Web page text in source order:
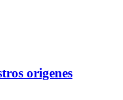
origenes